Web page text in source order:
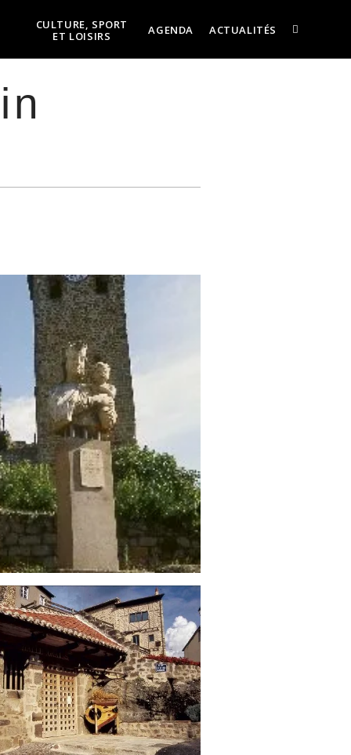
CULTURE, SPORT
ET LOISIRS
AGENDA ACTUALITÉS